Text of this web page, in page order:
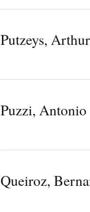
Putzeys, Arthur
Puzzi, Antonio
Queiroz,